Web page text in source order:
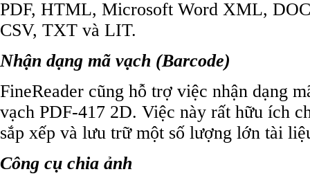
PDF, HTML, Microsoft Word XML,
CSV, TXT và LIT.
Nhận dạng mã vạch (Barcode)
FineReader cũng hỗ trợ việc nhận dạng
vạch PDF-417 2D. Việc này rất hữu ích
sắp xếp và lưu trữ một số lượng lớn tài
Công cụ chia ảnh